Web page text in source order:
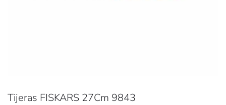
Tijeras FISKARS 27Cm 9843